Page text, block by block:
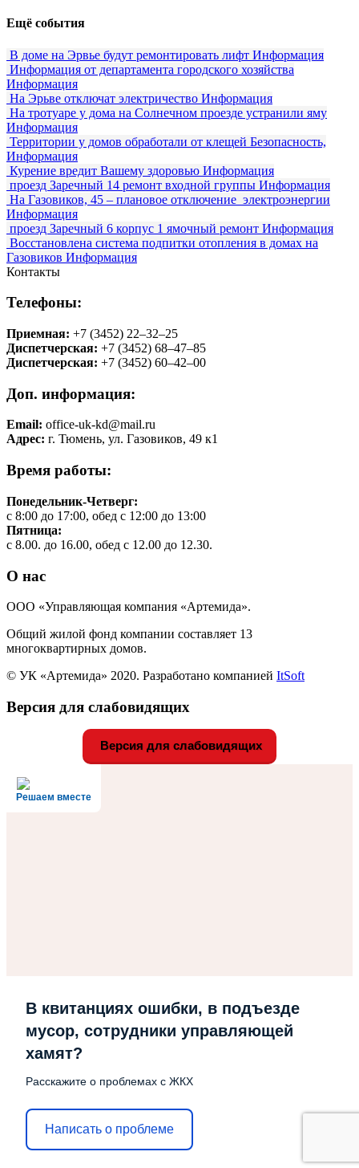
Ещё события
В доме на Эрвье будут ремонтировать лифт Информация
Информация от департамента городского хозяйства
Информация
На Эрьве отключат электричество Информация
На тротуаре у дома на Солнечном проезде устранили яму
Информация
Территории у домов обработали от клещей Безопасность,
Информация
Курение вредит Вашему здоровью Информация
проезд Заречный 14 ремонт входной группы Информация
На Газовиков, 45 – плановое отключение электроэнергии
Информация
проезд Заречный 6 корпус 1 ямочный ремонт Информация
Восстановлена система подпитки отопления в домах на
Газовиков Информация
Контакты
Телефоны:
Приемная: +7 (3452) 22‒32‒25
Диспетчерская: +7 (3452) 68‒47‒85
Диспетчерская: +7 (3452) 60‒42‒00
Доп. информация:
Email: office-uk-kd@mail.ru
Адрес: г. Тюмень, ул. Газовиков, 49 к1
Время работы:
Понедельник-Четверг:
с 8:00 до 17:00, обед с 12:00 до 13:00
Пятница:
с 8.00. до 16.00, обед с 12.00 до 12.30.
О нас
ООО «Управляющая компания «Артемида».
Общий жилой фонд компании составляет 13
многоквартирных домов.
© УК «Артемида» 2020. Разработано компанией ItSoft
Версия для слабовидящих
Версия для слабовидящих
Решаем вместе
В квитанциях ошибки, в подъезде
мусор, сотрудники управляющей
хамят?
Расскажите о проблемах с ЖКХ
Написать о проблеме